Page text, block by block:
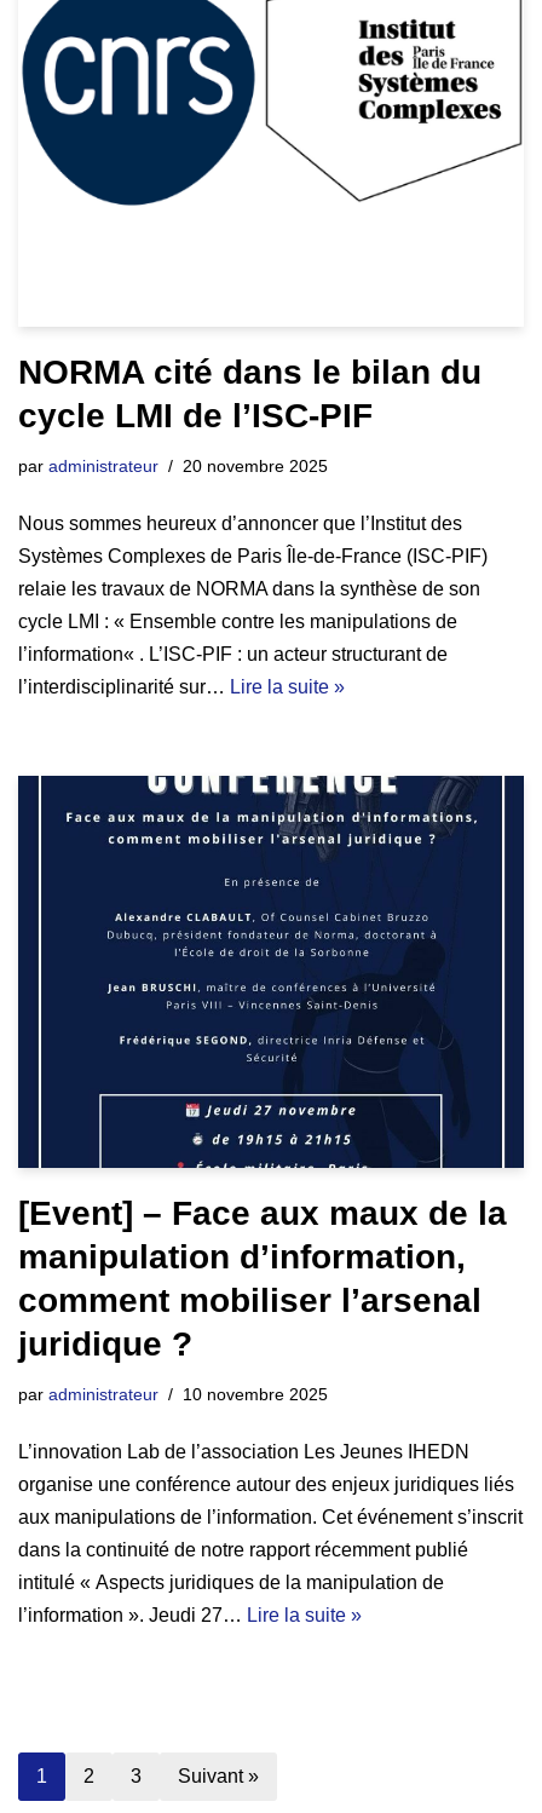
NORMA cité dans le bilan du
cycle LMI de l’ISC-PIF
par administrateur 20 novembre 2025
Nous sommes heureux d’annoncer que l’Institut des
Systèmes Complexes de Paris Île-de-France (ISC-PIF)
relaie les travaux de NORMA dans la synthèse de son
cycle LMI : « Ensemble contre les manipulations de
l’information« . L’ISC-PIF : un acteur structurant de
l’interdisciplinarité sur… Lire la suite »
[Event] – Face aux maux de la
manipulation d’information,
comment mobiliser l’arsenal
juridique ?
par administrateur 10 novembre 2025
L’innovation Lab de l’association Les Jeunes IHEDN
organise une conférence autour des enjeux juridiques liés
aux manipulations de l’information. Cet événement s’inscrit
dans la continuité de notre rapport récemment publié
intitulé « Aspects juridiques de la manipulation de
l’information ». Jeudi 27… Lire la suite »
1 2 3 Suivant »